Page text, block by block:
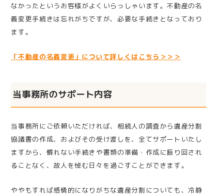
なかったというお客様がよくいらっしゃいます。不動産の名
義変更手続きは忘れがちですが、必要な手続きとなっており
ます。
「不動産の名義変更」について詳しくはこちら＞＞＞
当事務所のサポート内容
当事務所にご依頼いただければ、相続人の調査から遺産分割
協議書の作成、およびその受け渡しを、全てサポートいたし
ますから、慣れない手続きや書類の準備・作成に振り回され
ることなく、故人を悼む日々を過ごすことができます。
ややもすれば感情的になりがちな遺産分割についても、冷静